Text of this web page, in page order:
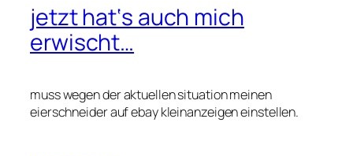
jetzt hat‘s auch mich
erwischt…
muss wegen der aktuellen situation meinen
eierschneider auf ebay kleinanzeigen einstellen.